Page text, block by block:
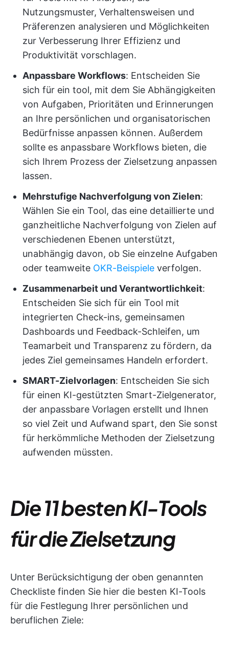
Nutzungsmuster, Verhaltensweisen und
Präferenzen analysieren und Möglichkeiten
zur Verbesserung Ihrer Effizienz und
Produktivität vorschlagen.
Anpassbare Workflows: Entscheiden Sie
sich für ein tool, mit dem Sie Abhängigkeiten
von Aufgaben, Prioritäten und Erinnerungen
an Ihre persönlichen und organisatorischen
Bedürfnisse anpassen können. Außerdem
sollte es anpassbare Workflows bieten, die
sich Ihrem Prozess der Zielsetzung anpassen
lassen.
Mehrstufige Nachverfolgung von Zielen:
Wählen Sie ein Tool, das eine detaillierte und
ganzheitliche Nachverfolgung von Zielen auf
verschiedenen Ebenen unterstützt,
unabhängig davon, ob Sie einzelne Aufgaben
oder teamweite OKR-Beispiele verfolgen.
Zusammenarbeit und Verantwortlichkeit:
Entscheiden Sie sich für ein Tool mit
integrierten Check-ins, gemeinsamen
Dashboards und Feedback-Schleifen, um
Teamarbeit und Transparenz zu fördern, da
jedes Ziel gemeinsames Handeln erfordert.
SMART-Zielvorlagen: Entscheiden Sie sich
für einen KI-gestützten Smart-Zielgenerator,
der anpassbare Vorlagen erstellt und Ihnen
so viel Zeit und Aufwand spart, den Sie sonst
für herkömmliche Methoden der Zielsetzung
aufwenden müssten.
Die 11 besten KI-Tools
für die Zielsetzung
Unter Berücksichtigung der oben genannten
Checkliste finden Sie hier die besten KI-Tools
für die Festlegung Ihrer persönlichen und
beruflichen Ziele: